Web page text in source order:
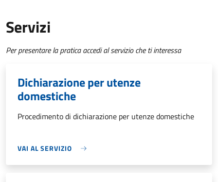
Servizi
Per presentare la pratica accedi al servizio che ti interessa
Dichiarazione per utenze
domestiche
Procedimento di dichiarazione per utenze domestiche
VAI AL SERVIZIO